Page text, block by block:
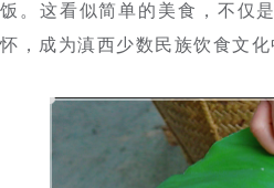
饭。这看似简单的美食，不仅
怀，成为滇西少数民族饮食文化